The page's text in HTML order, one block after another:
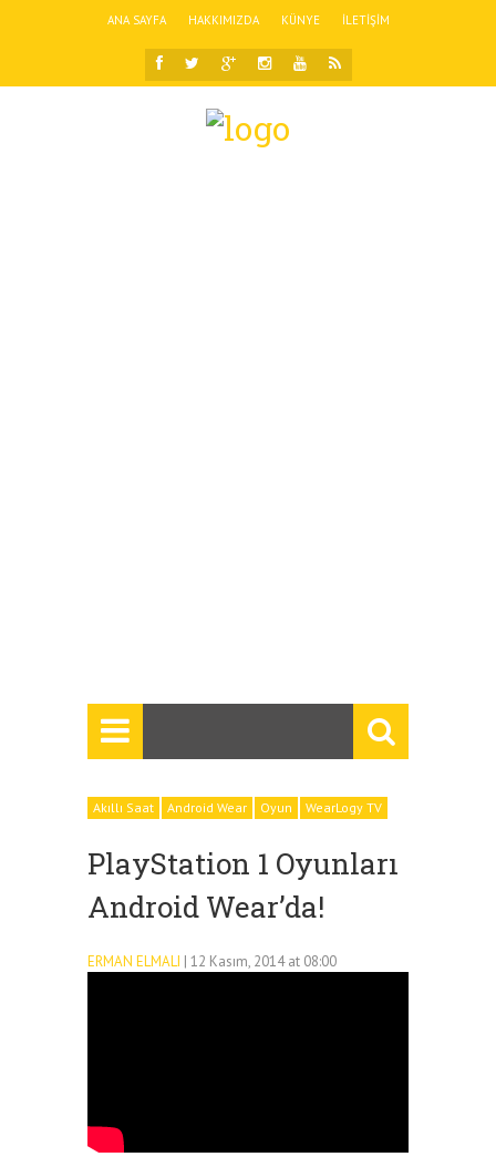
ANA SAYFA HAKKIMIZDA KÜNYE İLETIŞIM
Akıllı Saat Android Wear Oyun WearLogy TV
PlayStation 1 Oyunları
Android Wear’da!
ERMAN ELMALI | 12 Kasım, 2014 at 08:00